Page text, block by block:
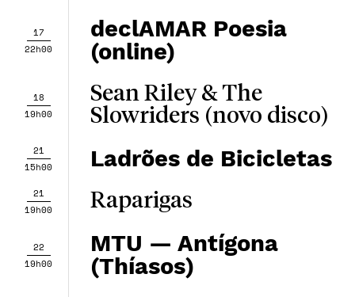
17
22h00
declAMAR Poesia
(online)
18
19h00
Sean Riley & The
Slowriders (novo disco)
21
15h00
Ladrões de Bicicletas
21
19h00
Raparigas
22
19h00
MTU — Antígona
(Thíasos)